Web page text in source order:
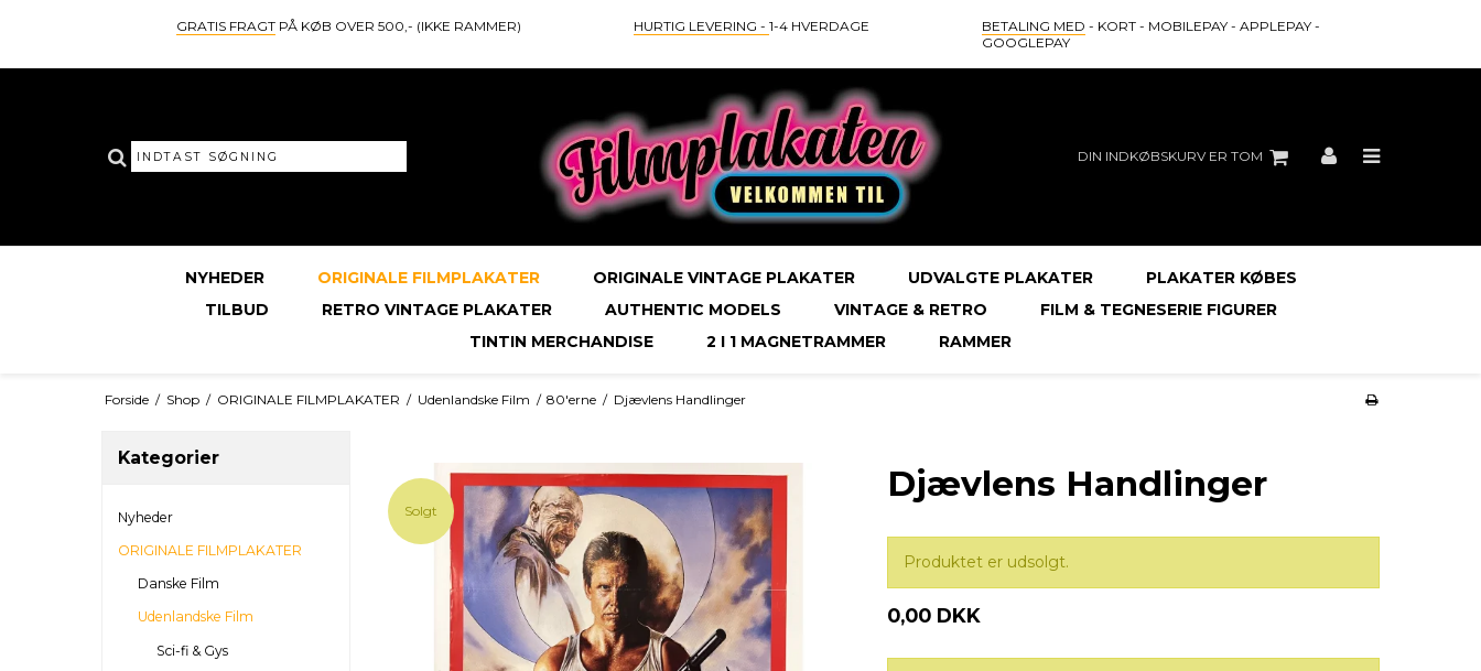
GRATIS FRAGTPÅ KØB OVER 500,- (IKKE RAMMER) HURTIG LEVERING - 1-4 HVERDAGE BETALING MED - KORT - MOBILEPAY - APPLEPAY -
GOOGLEPAY
DIN INDKØBSKURV ER TOM
NYHEDER ORIGINALE FILMPLAKATER ORIGINALE VINTAGE PLAKATER UDVALGTE PLAKATER
PLAKATER KØBES
TILBUD
RETRO VINTAGE PLAKATER AUTHENTIC MODELS VINTAGE & RETRO
FILM & TEGNESERIE FIGURER
TINTIN MERCHANDISE
2 I 1 MAGNETRAMMER RAMMER
Forside / Shop / ORIGINALE FILMPLAKATER / Udenlandske Film / 80'erne / Djævlens Handlinger
Kategorier
Nyheder
ORIGINALE FILMPLAKATER
Danske Film
Udenlandske Film
Sci-fi & Gys
Solgt
Djævlens Handlinger
Produktet er udsolgt.
0,00 DKK